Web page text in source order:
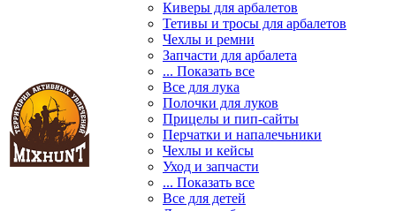
Киверы для арбалетов
Тетивы и тросы для арбалетов
Чехлы и ремни
Запчасти для арбалета
... Показать все
Все для лука
Полочки для луков
Прицелы и пип-сайты
Перчатки и напалечьники
Чехлы и кейсы
Уход и запчасти
... Показать все
Все для детей